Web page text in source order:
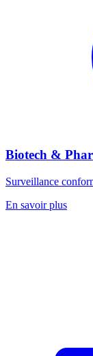
Biotech &
Surveillance
En savoir plus